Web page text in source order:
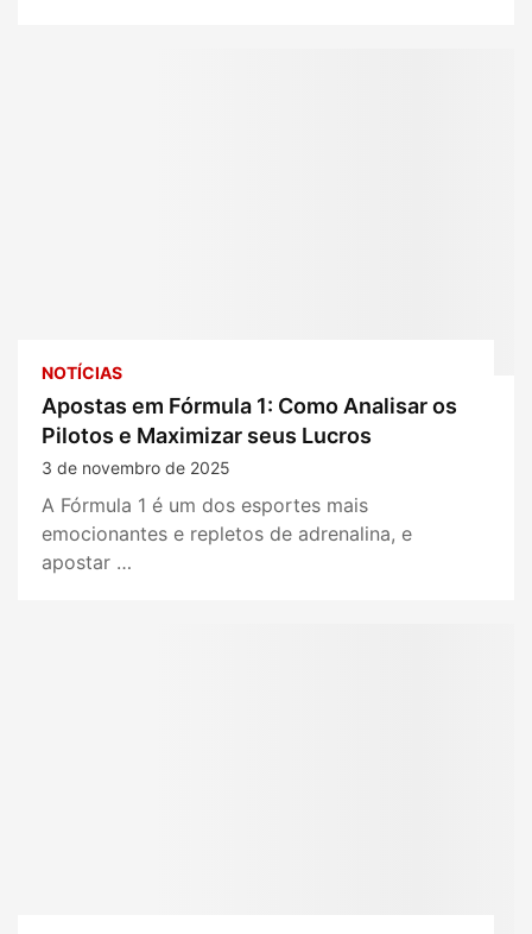
NOTÍCIAS
Apostas em Fórmula 1: Como Analisar os
Pilotos e Maximizar seus Lucros
3 de novembro de 2025
A Fórmula 1 é um dos esportes mais
emocionantes e repletos de adrenalina, e
apostar …